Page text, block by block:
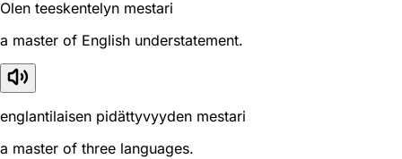
Olen teeskentelyn mestari
a master of English understatement.
englantilaisen pidättyvyyden mestari
a master of three languages.